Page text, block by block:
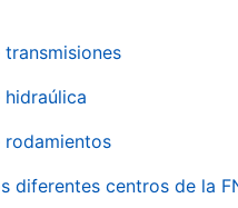
rodamientos
diferentes centros de la